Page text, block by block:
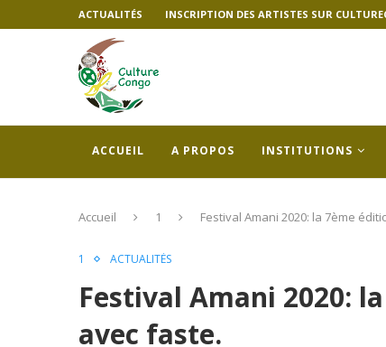
ACTUALITÉS INSCRIPTION DES ARTISTES SUR
ACCUEIL A PROPOS INSTITUTIONS
Accueil 1 Festival Amani 2020: la 7ème
1 ACTUALITÉS
Festival Amani 2020:
avec faste.